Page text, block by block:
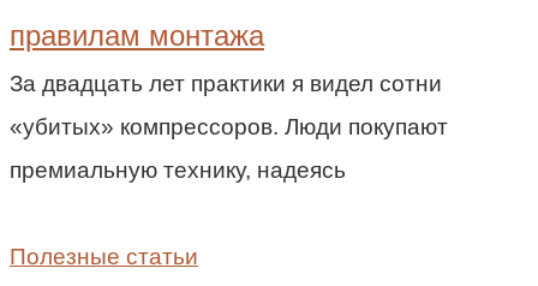
правилам монтажа
За двадцать лет практики я видел сотни
«убитых» компрессоров. Люди покупают
премиальную технику, надеясь
Полезные статьи